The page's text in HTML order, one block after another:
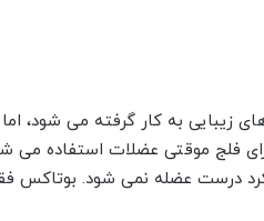
زیبایی به کار گرفته می شود،
فلج موقتی عضلات استفاده می
درست عضله نمی شود. بوتاکس